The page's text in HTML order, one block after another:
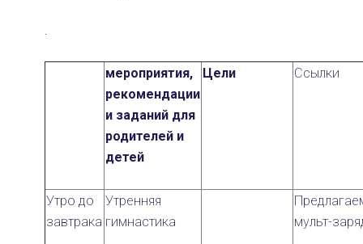
.
мероприятия,
рекомендации
и заданий для
родителей и
детей
Цели Ссылки
Утро до
завтрака
Утренняя
гимнастика
мульт-